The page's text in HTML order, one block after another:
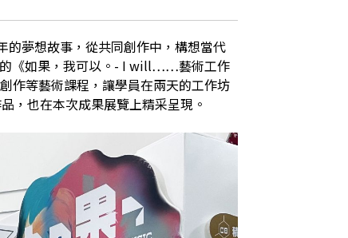
的夢想故事，從共同創作中，構想當代
的《如果，我可以。- I will……藝術工作
作等藝術課程，讓學員在兩天的工作坊
，也在本次成果展覽上精采呈現。